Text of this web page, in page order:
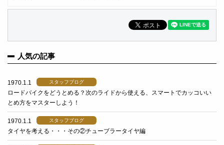
人気の記事
1970.1.1 スタッフブログ
ロードバイクをどうとめる？次のライドから使える、スマートでカッコいい
とめ方をマスターしよう！
1970.1.1 スタッフブログ
タイヤを考える・・・その②チューブラータイヤ編